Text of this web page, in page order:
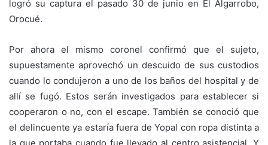
logró su captura el pasado 30 de junio en El Algarrobo,
Orocué.
Por ahora el mismo coronel confirmó que el sujeto,
supuestamente aprovechó un descuido de sus custodios
cuando lo condujeron a uno de los baños del hospital y de
allí se fugó. Estos serán investigados para establecer si
cooperaron o no, con el escape. También se conoció que
el delincuente ya estaría fuera de Yopal con ropa distinta a